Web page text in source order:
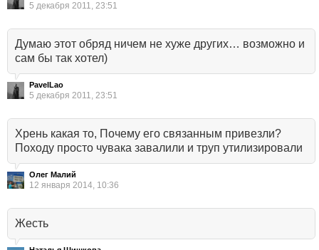
5 декабря 2011, 23:51
Думаю этот обряд ничем не хуже других… возможно и
сам бы так хотел)
PavelLao
5 декабря 2011, 23:51
Хрень какая то, Почему его связанным привезли?
Походу просто чувака завалили и труп утилизировали
Олег Малий
12 января 2014, 10:36
Жесть